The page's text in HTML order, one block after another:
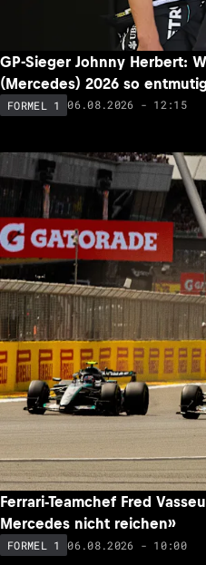
GP-Sieger Johnny Herbert:
(Mercedes) 2026 so
FORMEL 1 06.08.2026 - 12:15
Ferrari-Teamchef Fred
Mercedes nicht reichen»
FORMEL 1 06.08.2026 - 10:00